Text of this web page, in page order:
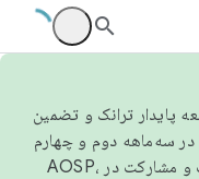
پایدار ترانک و تضمین
در سه‌ماهه دوم و چهارم